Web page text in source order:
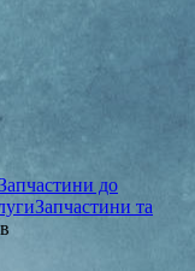
до
Запчастини та